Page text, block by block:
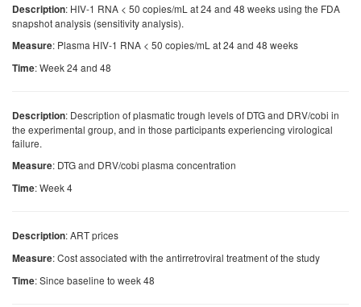
Description: HIV-1 RNA < 50 copies/mL at 24 and 48 weeks using the FDA
snapshot analysis (sensitivity analysis).
Measure: Plasma HIV-1 RNA < 50 copies/mL at 24 and 48 weeks
Time: Week 24 and 48
Description: Description of plasmatic trough levels of DTG and DRV/cobi in
the experimental group, and in those participants experiencing virological
failure.
Measure: DTG and DRV/cobi plasma concentration
Time: Week 4
Description: ART prices
Measure: Cost associated with the antirretroviral treatment of the study
Time: Since baseline to week 48